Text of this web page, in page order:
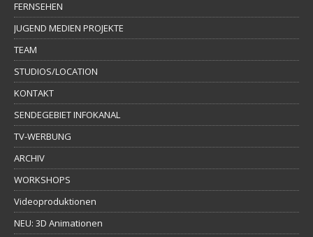
FERNSEHEN
JUGEND MEDIEN PROJEKTE
TEAM
STUDIOS/LOCATION
KONTAKT
SENDEGEBIET INFOKANAL
TV-WERBUNG
ARCHIV
WORKSHOPS
Videoproduktionen
NEU: 3D Animationen